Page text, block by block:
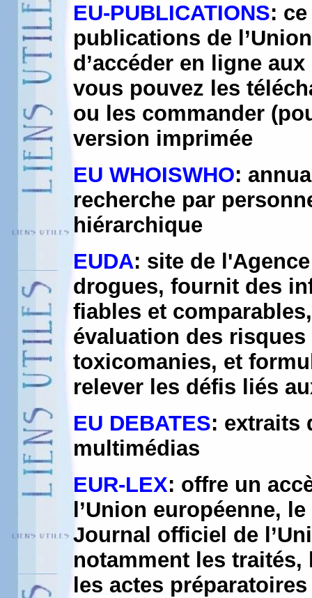
EU-PUBLICATIONS:
publications de
d’accéder en ligne
vous pouvez les
ou les commander
version imprimée
EU WHOISWHO:
recherche par
hiérarchique
EUDA: site de
drogues, fournit des
fiables et
évaluation des
toxicomanies, et
relever les défis liés
EU DEBATES: extraits
multimédias
EUR-LEX: offre un
l’Union européenne,
Journal officiel de
notamment les
les actes